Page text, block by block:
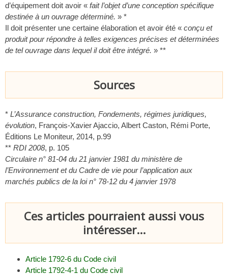
d’équipement doit avoir « fait l’objet d’une conception spécifique
destinée à un ouvrage déterminé. » *
Il doit présenter une certaine élaboration et avoir été « conçu et
produit pour répondre à telles exigences précises et déterminées
de tel ouvrage dans lequel il doit être intégré. » **
Sources
* L’Assurance construction, Fondements, régimes juridiques,
évolution, François-Xavier Ajaccio, Albert Caston, Rémi Porte,
Éditions Le Moniteur, 2014, p.99
** RDI 2008, p. 105
Circulaire n° 81-04 du 21 janvier 1981 du ministère de
l’Environnement et du Cadre de vie pour l’application aux
marchés publics de la loi n° 78-12 du 4 janvier 1978
Ces articles pourraient aussi vous
intéresser...
Article 1792-6 du Code civil
Article 1792-4-1 du Code civil